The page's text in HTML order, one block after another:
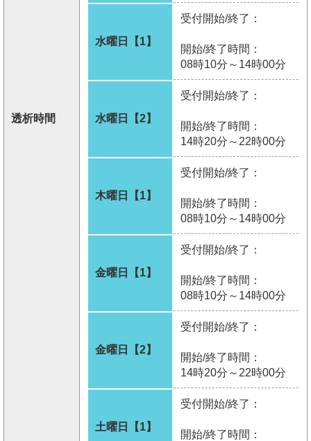
透析時間
水曜日【1】
受付開始/終了：
開始/終了時間：
08時10分～14時00分
水曜日【2】
受付開始/終了：
開始/終了時間：
14時20分～22時00分
木曜日【1】
受付開始/終了：
開始/終了時間：
08時10分～14時00分
金曜日【1】
受付開始/終了：
開始/終了時間：
08時10分～14時00分
金曜日【2】
受付開始/終了：
開始/終了時間：
14時20分～22時00分
土曜日【1】
受付開始/終了：
開始/終了時間：